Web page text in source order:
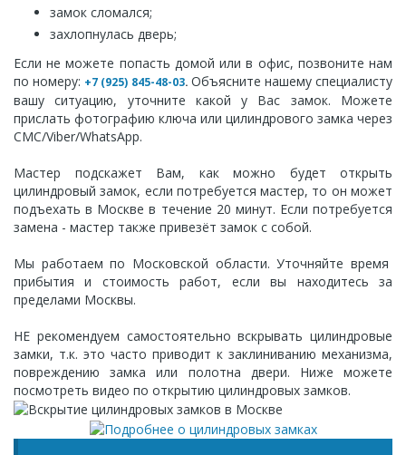
замок сломался;
захлопнулась дверь;
Если не можете попасть домой или в офис, позвоните нам
по номеру: +7 (925) 845-48-03. Объясните нашему специалисту
вашу ситуацию, уточните какой у Вас замок. Можете
прислать фотографию ключа или цилиндрового замка через
СМС/Viber/WhatsApp.
Мастер подскажет Вам, как можно будет открыть
цилиндровый замок, если потребуется мастер, то он может
подъехать в Москве в течение 20 минут. Если потребуется
замена - мастер также привезёт замок с собой.
Мы работаем по Московской области. Уточняйте время
прибытия и стоимость работ, если вы находитесь за
пределами Москвы.
НЕ рекомендуем самостоятельно вскрывать цилиндровые
замки, т.к. это часто приводит к заклиниванию механизма,
повреждению замка или полотна двери. Ниже можете
посмотреть видео по открытию цилиндровых замков.